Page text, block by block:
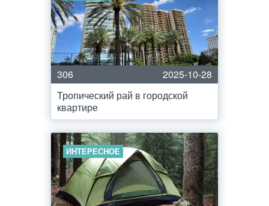
306
2025-10-28
Тропический рай в городской
квартире
ИНТЕРЕСНОЕ